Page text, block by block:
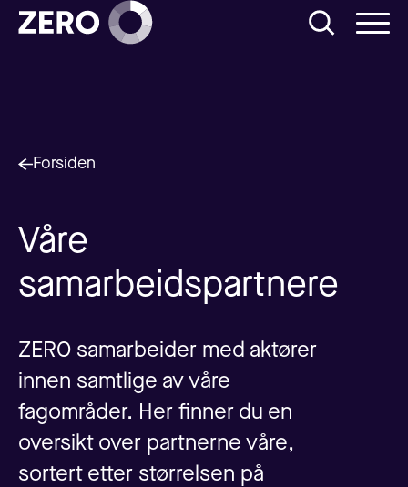
Forsiden
Våre
samarbeidspartnere
ZERO samarbeider med aktører
innen samtlige av våre
fagområder. Her finner du en
oversikt over partnerne våre,
sortert etter størrelsen på